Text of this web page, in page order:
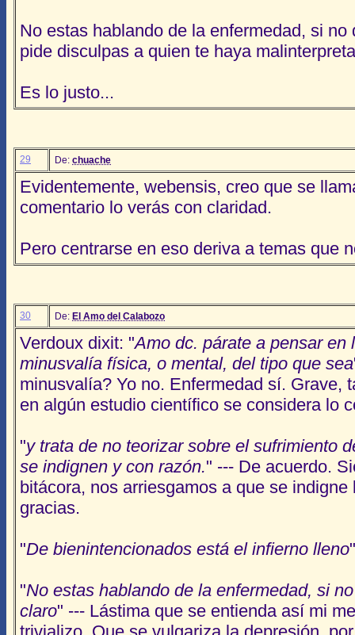
No estas hablando de la enfermedad, si
pide disculpas a quien te haya
Es lo justo...
29 De: chuache
Evidentemente, webensis, creo que se
comentario lo verás con claridad.
Pero centrarse en eso deriva a temas que
30 De: El Amo del Calabozo
Verdoux dixit: "Amo dc. párate a pensar en
minusvalía física, o mental, del tipo que sea
minusvalía? Yo no. Enfermedad sí. Grave,
en algún estudio científico se considera lo
"y trata de no teorizar sobre el sufrimiento
se indignen y con razón." --- De acuerdo.
bitácora, nos arriesgamos a que se
gracias.
"De bienintencionados está el infierno lleno
"No estas hablando de la enfermedad, si
claro" --- Lástima que se entienda así mi